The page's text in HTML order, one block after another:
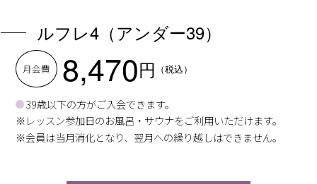
ルフレ4（アンダー39）
月会費 8,470円 （税込）
39歳以下の方がご入会できます。
※レッスン参加日のお風呂・サウナをご利用いただけます。
※会員は当月消化となり、翌月への繰り越しはできません。